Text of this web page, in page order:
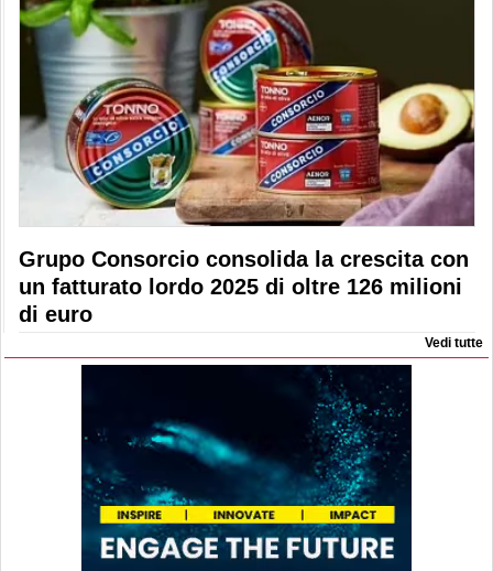
Grupo Consorcio consolida la crescita con
un fatturato lordo 2025 di oltre 126 milioni
di euro
Vedi tutte